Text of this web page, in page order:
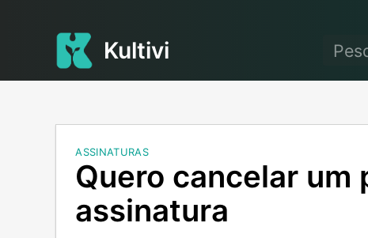
Kultivi
ASSINATURAS
Quero cancelar um
assinatura